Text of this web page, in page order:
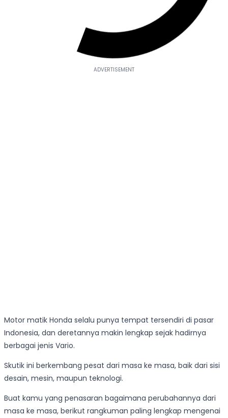
Motor matik Honda selalu punya tempat tersendiri di pasar
Indonesia, dan deretannya makin lengkap sejak hadirnya
berbagai jenis Vario.
Skutik ini berkembang pesat dari masa ke masa, baik dari sisi
desain, mesin, maupun teknologi.
Buat kamu yang penasaran bagaimana perubahannya dari
masa ke masa, berikut rangkuman paling lengkap mengenai